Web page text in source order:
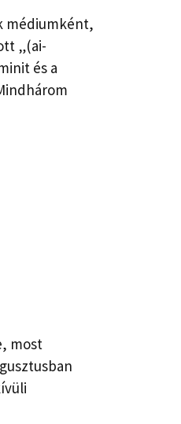
médiumként,
„(ai-
és a
most